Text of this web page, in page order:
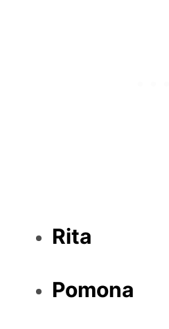
Rita
Pomona